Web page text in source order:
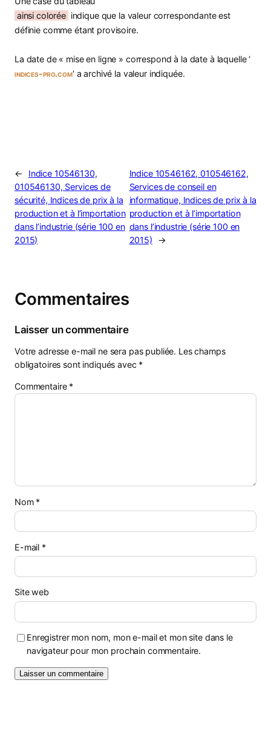
ainsi colorée indique que la valeur correspondante est
définie comme étant provisoire.
La date de « mise en ligne » correspond à la date à laquelle ‘
indices-pro.com‘ a archivé la valeur indiquée.
←
Indice 10546130,
010546130, Services de
sécurité, Indices de prix à la
production et à l’importation
dans l’industrie (série 100 en
2015)
Indice 10546162, 010546162,
Services de conseil en
informatique, Indices de prix à la
production et à l’importation
dans l’industrie (série 100 en
2015)
→
Commentaires
Laisser un commentaire
Votre adresse e-mail ne sera pas publiée. Les champs
obligatoires sont indiqués avec *
Commentaire *
Nom *
E-mail *
Site web
Enregistrer mon nom, mon e-mail et mon site dans le
navigateur pour mon prochain commentaire.